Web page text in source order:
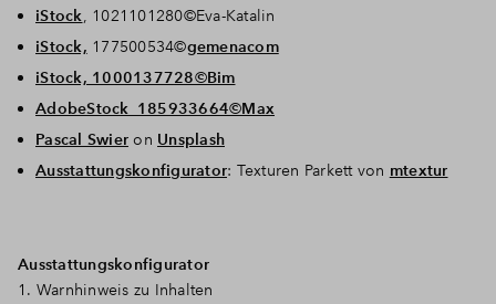
iStock, 1021101280©Eva-Katalin
iStock, 177500534©gemenacom
iStock, 1000137728©Bim
AdobeStock_185933664©Max
Pascal Swier on Unsplash
Ausstattungskonfigurator: Texturen Parkett von mtextur
Ausstattungskonfigurator
1. Warnhinweis zu Inhalten